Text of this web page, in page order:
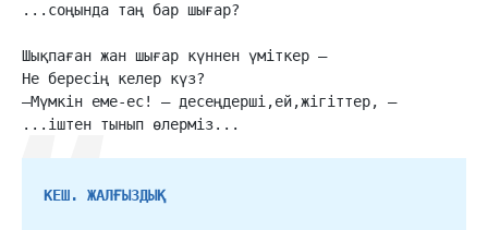
...соңында таң бар шығар?
Шықпаған жан шығар күннен үміткер –
Не бересің келер күз?
–Мүмкін еме-ес! – десеңдерші,ей,жігіттер, –
...іштен тынып өлерміз...
КЕШ. ЖАЛҒЫЗДЫҚ